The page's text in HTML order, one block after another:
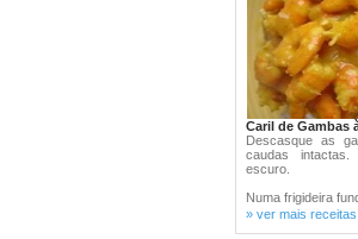
Caril de Gambas
Descasque as
caudas
escuro.
Numa frigideira
» ver mais receitas